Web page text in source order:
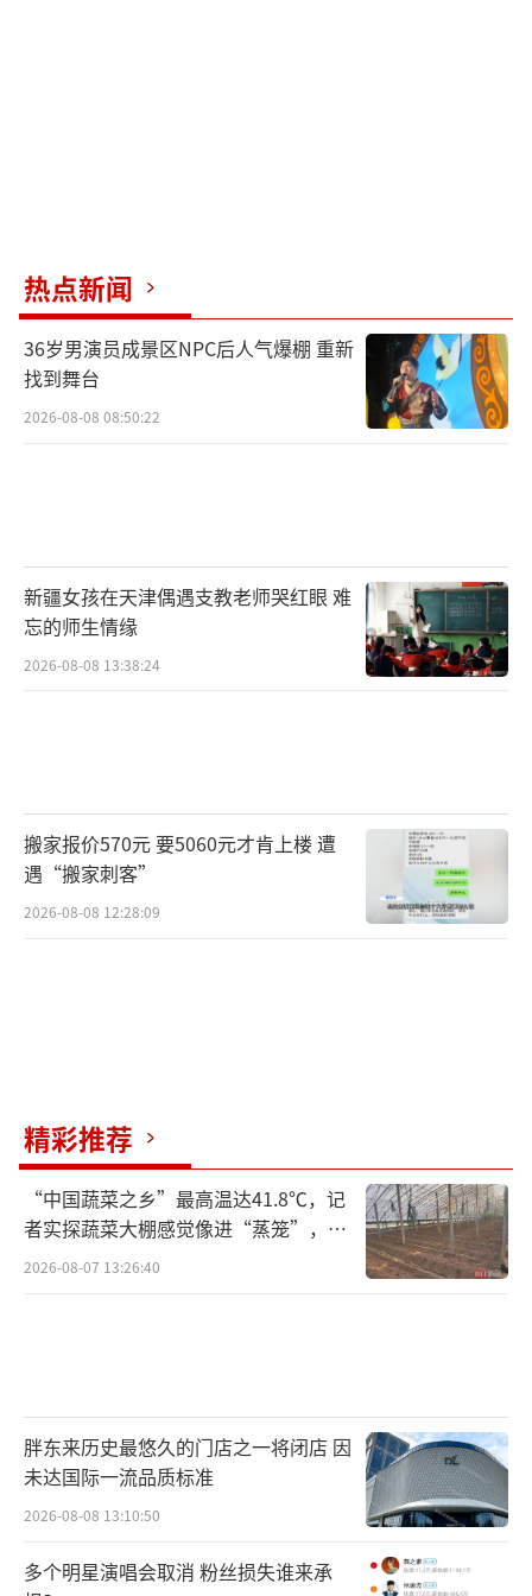
热点新闻
36岁男演员成景区NPC后人气爆棚 重新
找到舞台
2026-08-08 08:50:22
新疆女孩在天津偶遇支教老师哭红眼 难
忘的师生情缘
2026-08-08 13:38:24
搬家报价570元 要5060元才肯上楼 遭
遇“搬家刺客”
2026-08-08 12:28:09
精彩推荐
“中国蔬菜之乡”最高温达41.8℃，记
者实探蔬菜大棚感觉像进“蒸笼”，有
村民称只能凌晨两点起来干活
2026-08-07 13:26:40
胖东来历史最悠久的门店之一将闭店 因
未达国际一流品质标准
2026-08-08 13:10:50
多个明星演唱会取消 粉丝损失谁来承